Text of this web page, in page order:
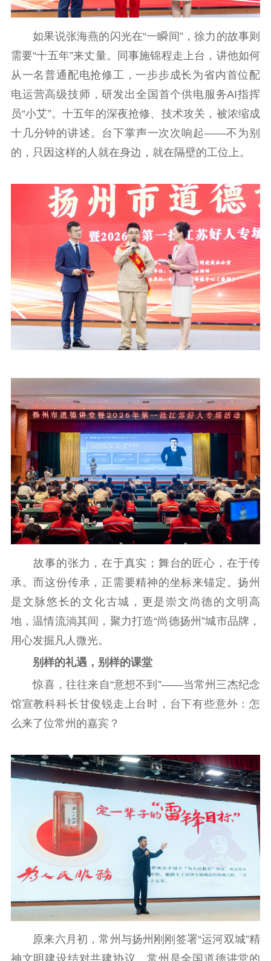
如果说张海燕的闪光在“一瞬间”，徐力的故事则
需要“十五年”来丈量。同事施锦程走上台，讲他如何
从一名普通配电抢修工，一步步成长为省内首位配
电运营高级技师，研发出全国首个供电服务AI指挥
员“小艾”。十五年的深夜抢修、技术攻关，被浓缩成
十几分钟的讲述。台下掌声一次次响起——不为别
的，只因这样的人就在身边，就在隔壁的工位上。
故事的张力，在于真实；舞台的匠心，在于传
承。而这份传承，正需要精神的坐标来锚定。扬州
是文脉悠长的文化古城，更是崇文尚德的文明高
地，温情流淌其间，聚力打造“尚德扬州”城市品牌，
用心发掘凡人微光。
别样的礼遇，别样的课堂
惊喜，往往来自“意想不到”——当常州三杰纪念
馆宣教科科长甘俊锐走上台时，台下有些意外：怎
么来了位常州的嘉宾？
原来六月初，常州与扬州刚刚签署“运河双城”精